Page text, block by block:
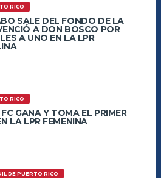
RICO
SALE DEL FONDO DE LA
A DON BOSCO POR
A UNO EN LA LPR
RICO
GANA Y TOMA EL PRIMER
LA LPR FEMENINA
DE PUERTO RICO